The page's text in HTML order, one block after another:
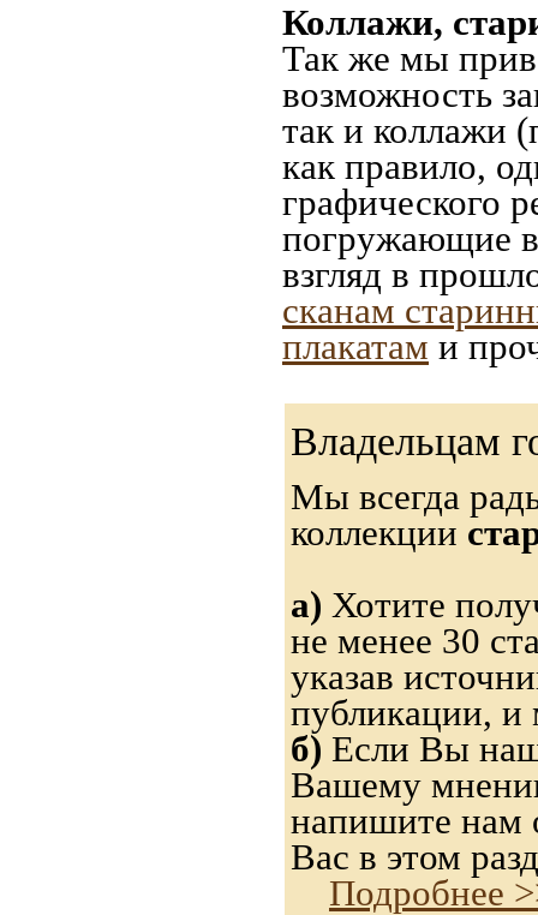
Коллажи,
Так же мы
возможность
так и коллажи
как правило,
графического
погружающие
взгляд в
сканам
плакатам и
Владельцам
Мы всегда
коллекции
а) Хотите
не менее 30
указав
публикации,
б) Если Вы
Вашему
напишите нам
Вас в этом
Подробнее